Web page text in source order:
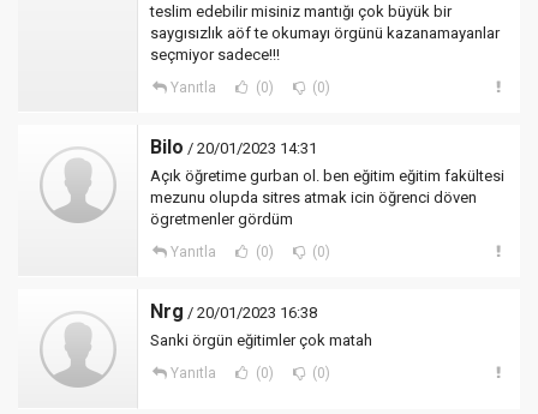
teslim edebilir misiniz mantığı çok büyük bir
saygısızlık aöf te okumayı örgünü kazanamayanlar
seçmiyor sadece!!!
Yanıtla (0) (0)
Bilo / 20/01/2023 14:31
Açık öğretime gurban ol. ben eğitim eğitim fakültesi
mezunu olupda sitres atmak icin öğrenci döven
ögretmenler gördüm
Yanıtla (0) (0)
Nrg / 20/01/2023 16:38
Sanki örgün eğitimler çok matah
Yanıtla (0) (0)